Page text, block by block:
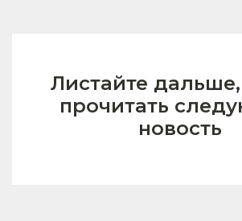
Листайте
прочитать
новость